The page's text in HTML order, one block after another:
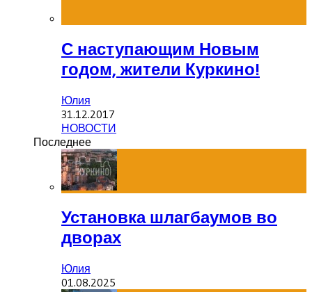
С наступающим Новым
годом, жители Куркино!
Юлия
31.12.2017
НОВОСТИ
Последнее
Установка шлагбаумов во
дворах
Юлия
01.08.2025